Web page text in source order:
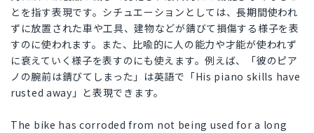
とを指す表現です。シチュエーションとしては、長期間使われ
ずに放置された車や工具、建物などが錆びて損傷する様子を表
すのに使われます。また、比喩的に人の能力や才能が使われず
に衰えていく様子を表すのにも使えます。例えば、「彼のピア
ノの腕前は錆びてしまった」は英語で「His piano skills have
rusted away」と表現できます。
The bike has corroded from not being used for a long